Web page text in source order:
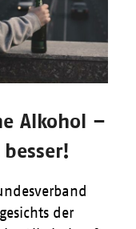
Alkohol –
der